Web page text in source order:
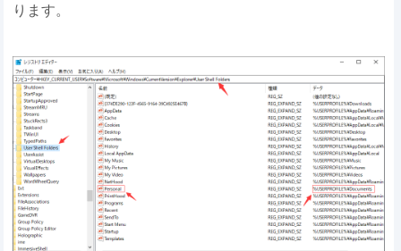
ります。